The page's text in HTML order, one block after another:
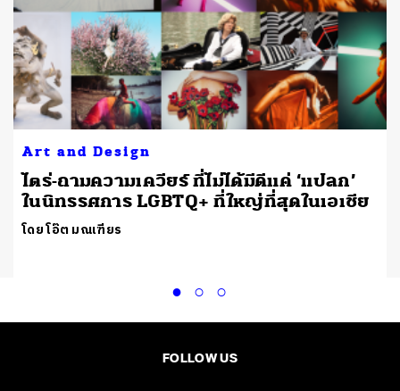
Art and Design
ไตร่-ถามความเควียร์ ที่ไม่ได้มีดีแค่ ‘แปลก’
ในนิทรรศการ LGBTQ+ ที่ใหญ่ที่สุดในเอเชีย
โดย โอ๊ต มณเฑียร
FOLLOW US